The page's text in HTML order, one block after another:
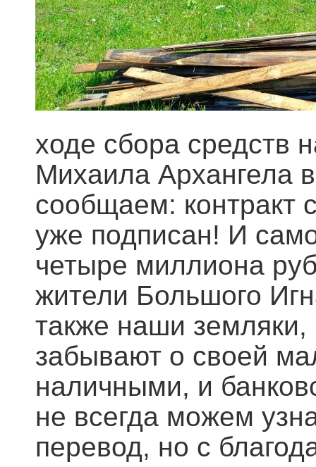
ходе сбора средств
Михаила Архангела
сообщаем: контракт
уже подписан! И
четыре миллиона
жители Большого
также наши земляки,
забывают о своей
наличными, и
не всегда можем
перевод, но с